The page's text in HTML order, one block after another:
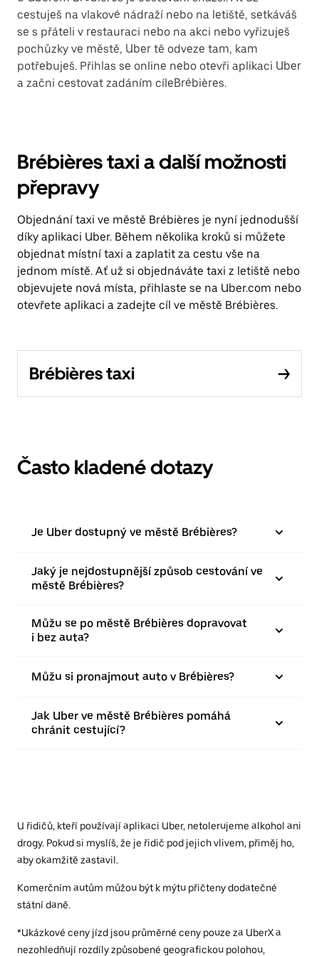
cestuješ na vlakové nádraží nebo na letiště, setkáváš
se s přáteli v restauraci nebo na akci nebo vyřizuješ
pochůzky ve městě, Uber tě odveze tam, kam
potřebuješ. Přihlas se online nebo otevři aplikaci Uber
a začni cestovat zadáním cíleBrébières.
Brébières taxi a další možnosti
přepravy
Objednání taxi ve městě Brébières je nyní jednodušší
díky aplikaci Uber. Během několika kroků si můžete
objednat místní taxi a zaplatit za cestu vše na
jednom místě. Ať už si objednáváte taxi z letiště nebo
objevujete nová místa, přihlaste se na Uber.com nebo
otevřete aplikaci a zadejte cíl ve městě Brébières.
Brébières taxi
Často kladené dotazy
Je Uber dostupný ve městě Brébières?
Jaký je nejdostupnější způsob cestování ve
městě Brébières?
Můžu se po městě Brébières dopravovat
i bez auta?
Můžu si pronajmout auto v Brébières?
Jak Uber ve městě Brébières pomáhá
chránit cestující?
U řidičů, kteří používají aplikaci Uber, netolerujeme alkohol ani
drogy. Pokud si myslíš, že je řidič pod jejich vlivem, přiměj ho,
aby okamžitě zastavil.
Komerčním autům můžou být k mýtu přičteny dodatečné
státní daně.
*Ukázkové ceny jízd jsou průměrné ceny pouze za UberX a
nezohledňují rozdíly způsobené geografickou polohou,